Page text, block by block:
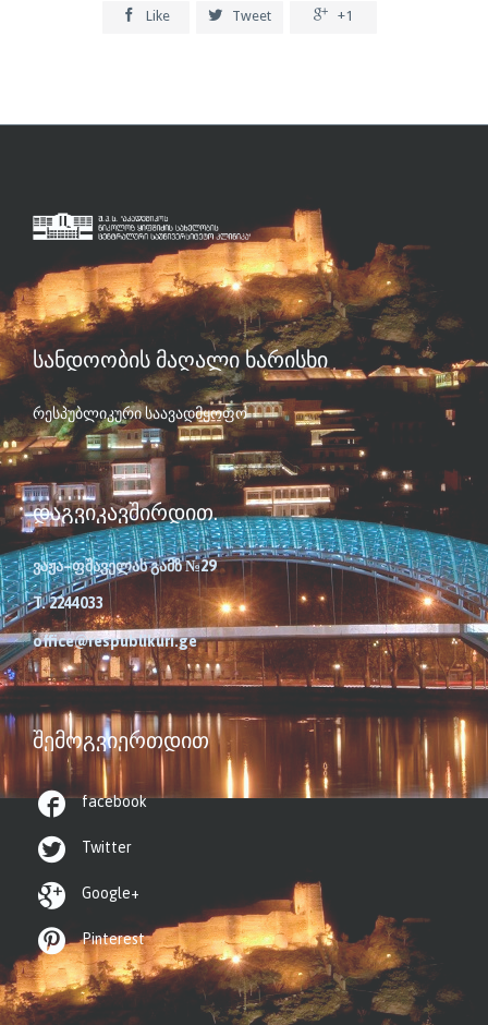
 Like  Tweet  +1
ᲡᲐᲜᲓᲝᲝᲑᲘᲡ ᲛᲐᲦᲐᲚᲘ ᲮᲐᲠᲘᲡᲮᲘ
რესპუბლიკური საავადმყოფო
ᲓᲐᲒᲕᲘᲙᲐᲕᲨᲘᲠᲓᲘᲗ.
ვაჟა–ფშაველას გამზ №29
T. 2244033
office@respublikuri.ge
ᲨᲔᲛᲝᲒᲕᲘᲔᲠᲗᲓᲘᲗ
 facebook
 Twitter
 Google+
 Pinterest